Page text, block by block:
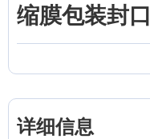
缩膜包装封
详细信息